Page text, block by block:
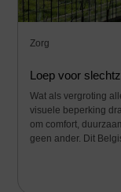
Zorg
Loep voor
Wat als vergroting
visuele beperking
om comfort,
geen ander. Dit